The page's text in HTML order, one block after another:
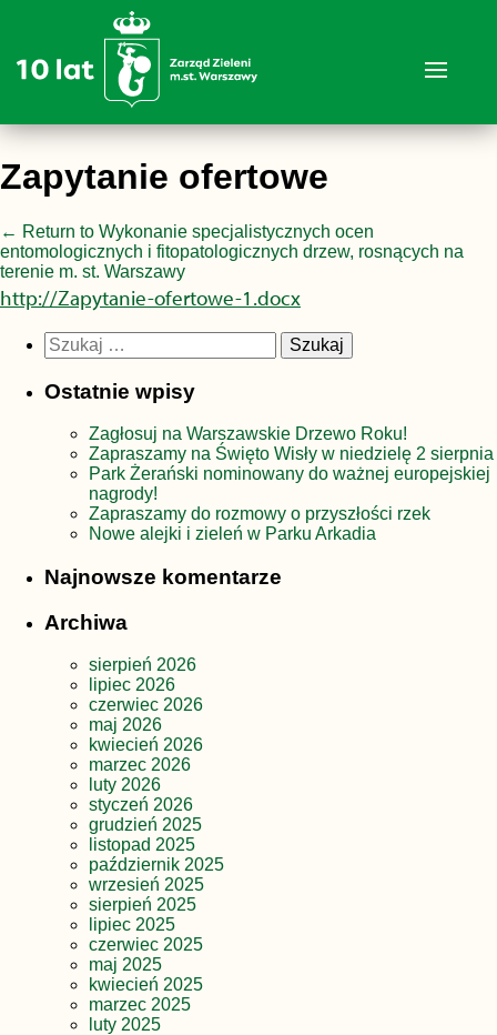
Zapytanie ofertowe
← Return to Wykonanie specjalistycznych ocen
entomologicznych i fitopatologicznych drzew, rosnących na
terenie m. st. Warszawy
http://Zapytanie-ofertowe-1.docx
Szukaj:
Ostatnie wpisy
Zagłosuj na Warszawskie Drzewo Roku!
Zapraszamy na Święto Wisły w niedzielę 2 sierpnia
Park Żerański nominowany do ważnej europejskiej
nagrody!
Zapraszamy do rozmowy o przyszłości rzek
Nowe alejki i zieleń w Parku Arkadia
Najnowsze komentarze
Archiwa
sierpień 2026
lipiec 2026
czerwiec 2026
maj 2026
kwiecień 2026
marzec 2026
luty 2026
styczeń 2026
grudzień 2025
listopad 2025
październik 2025
wrzesień 2025
sierpień 2025
lipiec 2025
czerwiec 2025
maj 2025
kwiecień 2025
marzec 2025
luty 2025